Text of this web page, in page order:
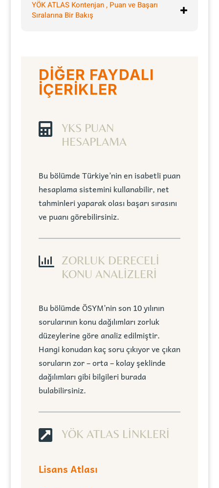
YÖK ATLAS Kontenjan , Puan ve Başarı
Sıralarına Bir Bakış
DİĞER FAYDALI
İÇERİKLER

YKS PUAN
HESAPLAMA
Bu bölümde Türkiye’nin en isabetli puan
hesaplama sistemini kullanabilir, net
tahminleri yaparak olası başarı sırasını
ve puanı görebilirsiniz.

ZORLUK DERECELİ
KONU ANALİZLERİ
Bu bölümde ÖSYM’nin son 10 yılının
sorularının konu dağılımları zorluk
düzeylerine göre analiz edilmiştir.
Hangi konudan kaç soru çıkıyor ve çıkan
soruların zor – orta – kolay şeklinde
dağılımları gibi bilgileri burada
bulabilirsiniz.
 YÖK ATLAS LİNKLERİ
Lisans Atlası